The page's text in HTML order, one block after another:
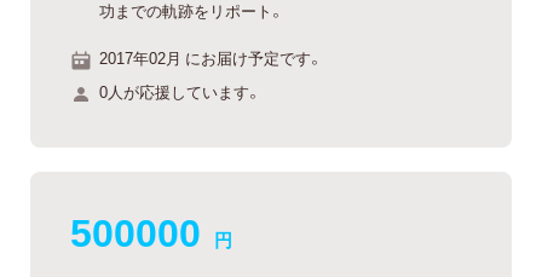
功までの軌跡をリポート。
2017年02月 にお届け予定です。
0人が応援しています。
500000 円